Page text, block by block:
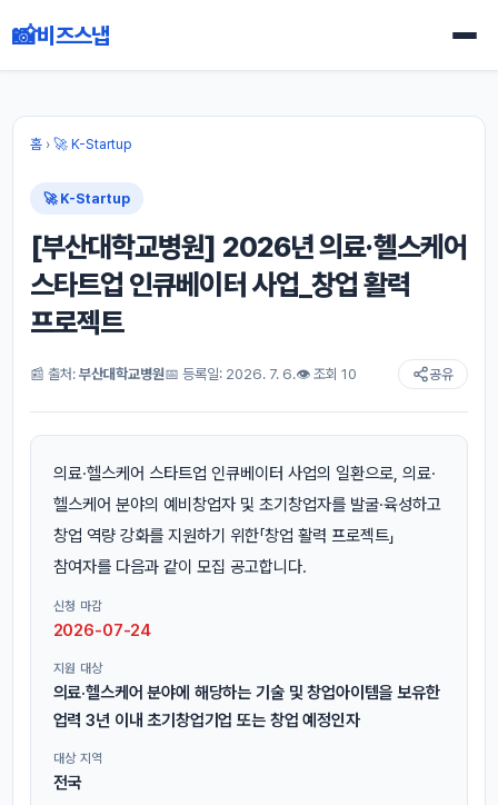
📸비즈스냅
홈› 🚀 K-Startup
🚀 K-Startup
[부산대학교병원] 2026년 의료·헬스케어
스타트업 인큐베이터 사업_창업 활력
프로젝트
📰 출처: 부산대학교병원📅 등록일: 2026. 7. 6.👁 조회 10 공유
의료·헬스케어 스타트업 인큐베이터 사업의 일환으로, 의료·
헬스케어 분야의 예비창업자 및 초기창업자를 발굴·육성하고
창업 역량 강화를 지원하기 위한「창업 활력 프로젝트」
참여자를 다음과 같이 모집 공고합니다.
신청 마감
2026-07-24
지원 대상
의료·헬스케어 분야에 해당하는 기술 및 창업아이템을 보유한
업력 3년 이내 초기창업기업 또는 창업 예정인자
대상 지역
전국